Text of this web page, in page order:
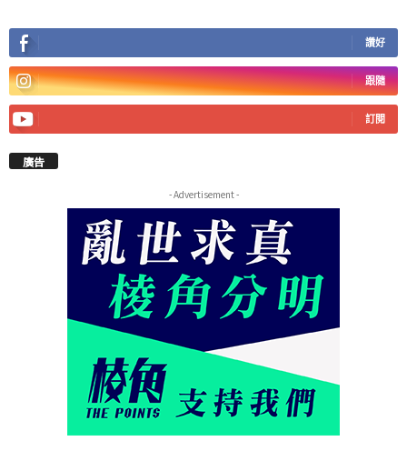
讚好
跟隨
訂閱
廣告
- Advertisement -